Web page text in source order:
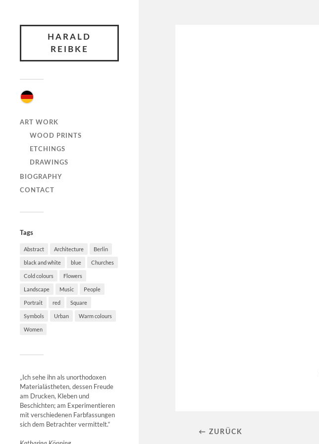
HARALD
REIBKE
ART WORK
WOOD PRINTS
ETCHINGS
DRAWINGS
BIOGRAPHY
CONTACT
Tags
Abstract Architecture Berlin
black and white blue Churches
Cold colours Flowers
Landscape Music People
Portrait red Square
Symbols Urban Warm colours
Women
„Ich sehe ihn als unorthodoxen
Materialästheten, dessen Freude
am Drucken, Kleben und
Beschichten; am Experimentieren
mit verschiedenen Farbfassungen
sich dem Betrachter vermittelt.“
← ZURÜCK